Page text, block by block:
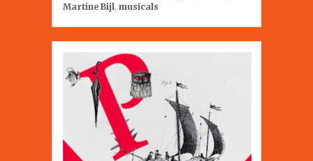
Martine Bijl, musicals